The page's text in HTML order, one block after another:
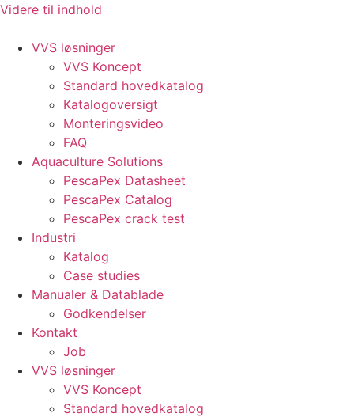
Videre til indhold
VVS løsninger
VVS Koncept
Standard hovedkatalog
Katalogoversigt
Monteringsvideo
FAQ
Aquaculture Solutions
PescaPex Datasheet
PescaPex Catalog
PescaPex crack test
Industri
Katalog
Case studies
Manualer & Datablade
Godkendelser
Kontakt
Job
VVS løsninger
VVS Koncept
Standard hovedkatalog